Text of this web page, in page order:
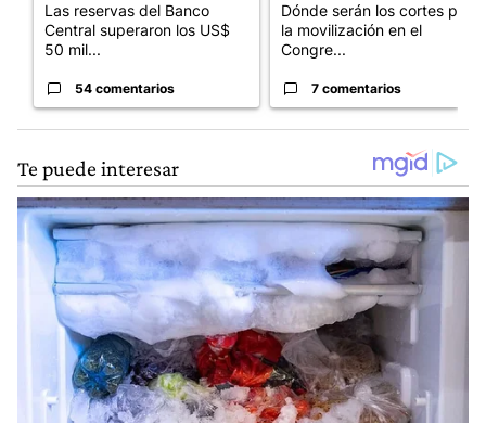
Las reservas del Banco
Central superaron los US$
50 mil...
54 comentarios
Dónde serán los cortes por
la movilización en el
Congre...
7 comentarios